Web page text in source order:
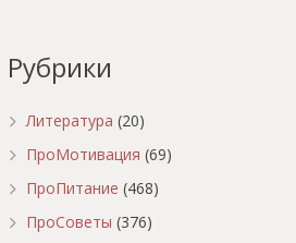
Рубрики
Литература (20)
ПроМотивация (69)
ПроПитание (468)
ПроСоветы (376)